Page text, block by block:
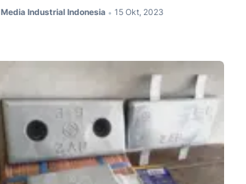
Media Industrial Indonesia • 15 Okt, 2023